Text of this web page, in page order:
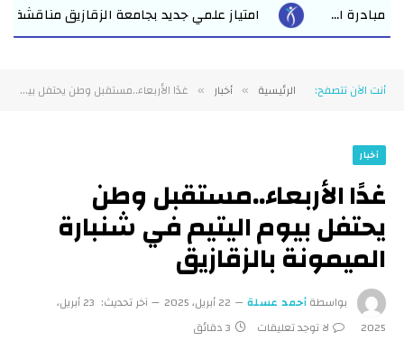
بجامعة الزقازيق مناقشة رسالة ماجستير للباحث عمرو عبد
أنت الآن تتصفح: الرئيسية » أخبار » غدًا الأربعاء..مستقبل وطن يحتفل بيوم اليتيم في شنبارة الميمونة بالزقازيق
أخبار
غدًا الأربعاء..مستقبل وطن
يحتفل بيوم اليتيم في شنبارة
الميمونة بالزقازيق
بواسطةأحمد عسلة 22 أبريل، 2025 آخر تحديث:
23 أبريل،
2025
لا توجد تعليقات 3 دقائق